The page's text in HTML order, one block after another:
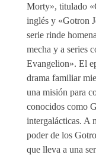
Morty», titulado
inglés y «Gotron
serie rinde
mecha y a series
Evangelion». El
drama familiar
una misión para
conocidos como
intergalácticas. A
poder de los
que lleva a una